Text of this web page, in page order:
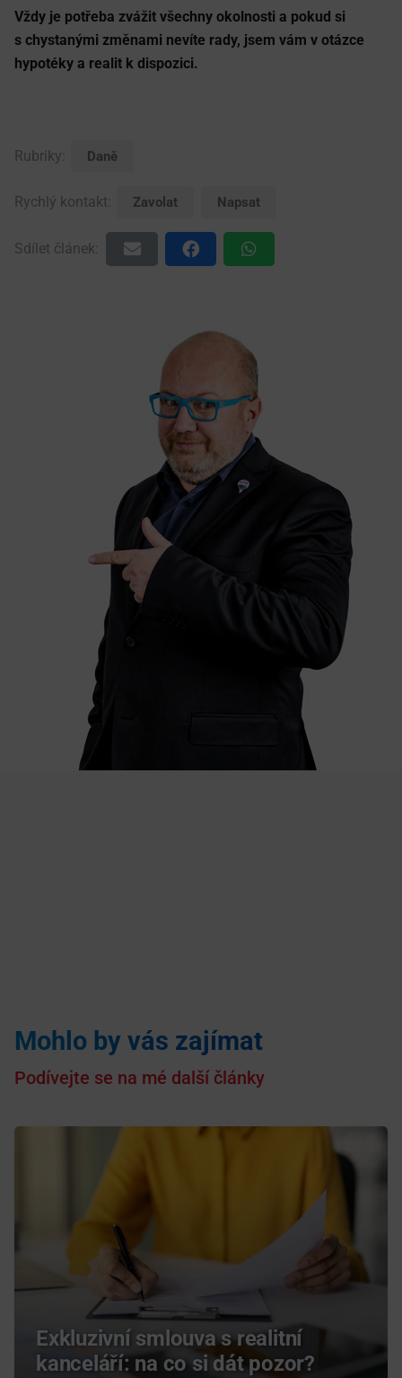
Vždy je potřeba zvážit všechny okolnosti a pokud si
s chystanými změnami nevíte rady, jsem vám v otázce
hypotéky a realit k dispozici.
Rubriky: Daně
Rychlý kontakt: Zavolat Napsat
Sdílet článek:
Mohlo by vás zajímat
Podívejte se na mé další články
Exkluzivní smlouva s realitní
kanceláří: na co si dát pozor?